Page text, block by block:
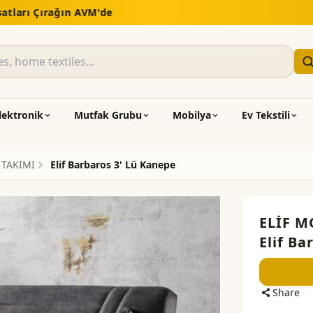
5.000 TL üzeri alışverişlerde ücretsiz
Mutfak Grubu Mobilya Ev Tekstili
Elif Barbaros 3' Lü Kanepe
ELİF
Elif
Share